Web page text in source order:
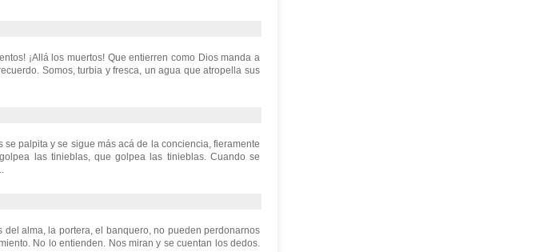
¡Allá los muertos! Que entierren como Dios manda a
Somos, turbia y fresca, un agua que atropella sus
palpita y se sigue más acá de la conciencia, fieramente
las tinieblas, que golpea las tinieblas. Cuando se
alma, la portera, el banquero, no pueden perdonarnos
No lo entienden. Nos miran y se cuentan los dedos.